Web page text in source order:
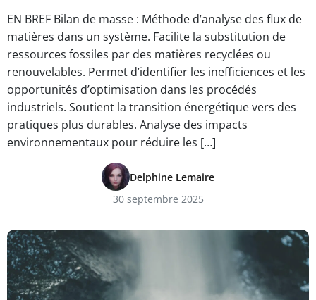
EN BREF Bilan de masse : Méthode d’analyse des flux de
matières dans un système. Facilite la substitution de
ressources fossiles par des matières recyclées ou
renouvelables. Permet d’identifier les inefficiences et les
opportunités d’optimisation dans les procédés
industriels. Soutient la transition énergétique vers des
pratiques plus durables. Analyse des impacts
environnementaux pour réduire les […]
Delphine Lemaire
30 septembre 2025